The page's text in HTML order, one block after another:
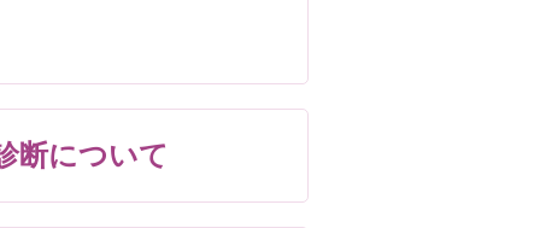
断について